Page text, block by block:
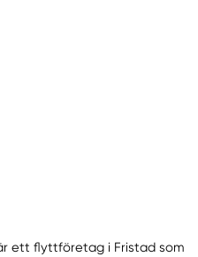
ett flyttföretag i Fristad som